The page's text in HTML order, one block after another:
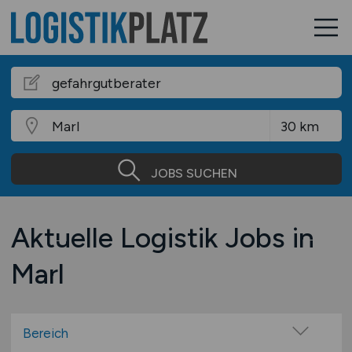
JOBS SUCHEN
Aktuelle Logistik Jobs in
Marl
Bereich